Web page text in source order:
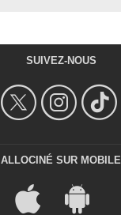
SUIVEZ-NOUS
ALLOCINÉ SUR MOBILE